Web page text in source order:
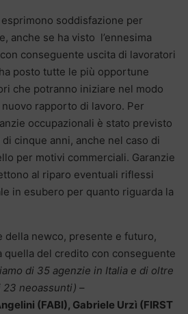
soddisfazione per
anche se ha visto l’ennesima
conseguente uscita di lavoratori
posto tutte le più opportune
che potranno iniziare nel modo
rapporto di lavoro. Per
occupazionali è stato previsto
cinque anni, anche nel caso di
per motivi commerciali. Garanzie
al riparo eventuali riflessi
in esubero per quanto riguarda la
della newco, presente e futuro,
quella del credito con conseguente
di 35 agenzie in Italia e di oltre
23 neoassunti) –
(FABI), Gabriele Urzì (FIRST